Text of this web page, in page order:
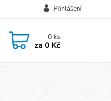
Přihlášení
0ks
za 0 Kč